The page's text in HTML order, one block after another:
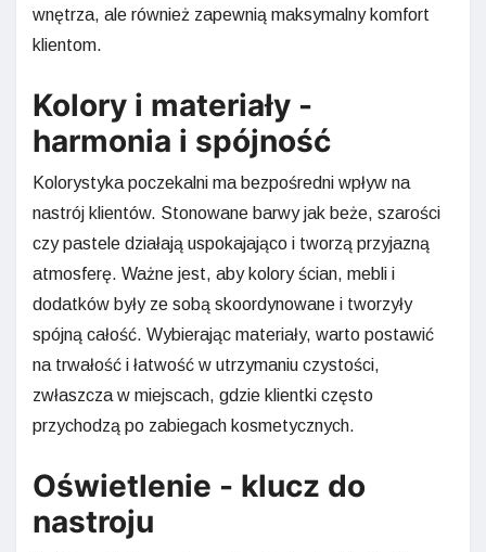
wnętrza, ale również zapewnią maksymalny komfort
klientom.
Kolory i materiały -
harmonia i spójność
Kolorystyka poczekalni ma bezpośredni wpływ na
nastrój klientów. Stonowane barwy jak beże, szarości
czy pastele działają uspokajająco i tworzą przyjazną
atmosferę. Ważne jest, aby kolory ścian, mebli i
dodatków były ze sobą skoordynowane i tworzyły
spójną całość. Wybierając materiały, warto postawić
na trwałość i łatwość w utrzymaniu czystości,
zwłaszcza w miejscach, gdzie klientki często
przychodzą po zabiegach kosmetycznych.
Oświetlenie - klucz do
nastroju